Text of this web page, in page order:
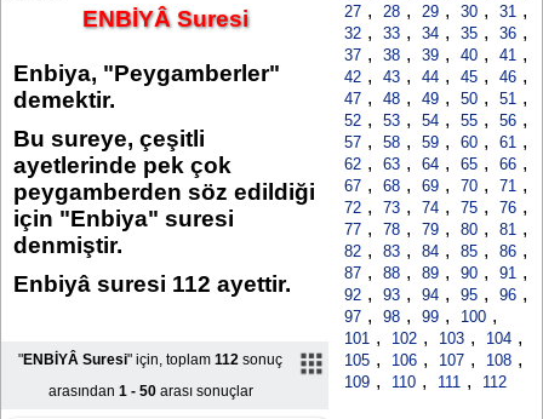
ENBİYÂ Suresi
Enbiya, "Peygamberler"
demektir.
Bu sureye, çeşitli
ayetlerinde pek çok
peygamberden söz edildiği
için "Enbiya" suresi
denmiştir.
Enbiyâ suresi 112 ayettir.
"ENBİYÂ Suresi" için, toplam 112 sonuç
arasından 1 - 50arası sonuçlar
27 , 28 , 29 , 30 , 31 ,
32 , 33 , 34 , 35 , 36 ,
37 , 38 , 39 , 40 , 41 ,
42 , 43 , 44 , 45 , 46 ,
47 , 48 , 49 , 50 , 51 ,
52 , 53 , 54 , 55 , 56 ,
57 , 58 , 59 , 60 , 61 ,
62 , 63 , 64 , 65 , 66 ,
67 , 68 , 69 , 70 , 71 ,
72 , 73 , 74 , 75 , 76 ,
77 , 78 , 79 , 80 , 81 ,
82 , 83 , 84 , 85 , 86 ,
87 , 88 , 89 , 90 , 91 ,
92 , 93 , 94 , 95 , 96 ,
97 , 98 , 99 , 100 ,
101 , 102 , 103 , 104 ,
105 , 106 , 107 , 108 ,
109 , 110 , 111 , 112